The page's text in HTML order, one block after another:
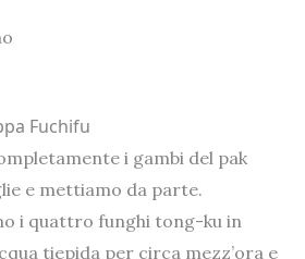
Fuchifu
i gambi del pak
e mettiamo da parte.
i quattro funghi tong-ku in
tiepida per circa mezz’ora e